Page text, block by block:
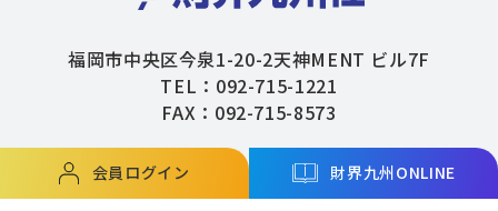
会員ログイン 財界九州ONLINE
福岡市中央区今泉1-20-2天神MENT ビル7F
TEL：092-715-1221
FAX：092-715-8573
Copyright © ZAIKAIKYUSHU Co,.Ltd. All Rights Reserved.